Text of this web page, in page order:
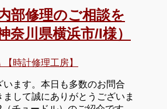
部修理のご相談を
奈川県横浜市/I様）
【時計修理工房】
ます。本日も多数のお問合
して誠にありがとうございま